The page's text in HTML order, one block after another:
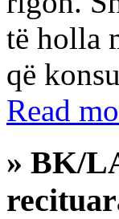
të holla
që
Read
» BK/